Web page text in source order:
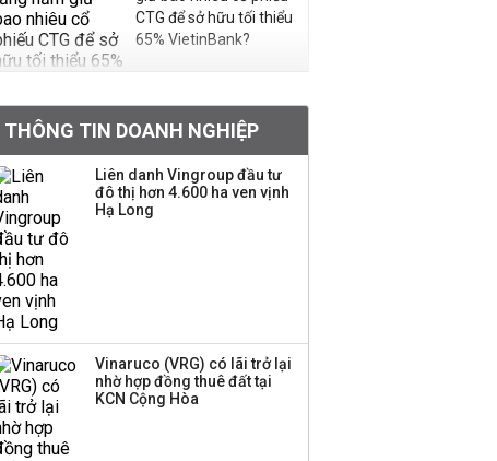
CTG để sở hữu tối thiểu
65% VietinBank?
62.000 tỷ đồng tiền
mặt, ngang ngửa MWG
Chuyên gia Phạm Xuân
Đề xuất miễn 30% thuế
thu nhập cho hộ kinh
doanh, doanh nghiệp
THÔNG TIN DOANH NGHIỆP
Liên danh Vingroup đầu tư
đô thị hơn 4.600 ha ven vịnh
Hạ Long
Vinaruco (VRG) có lãi trở lại
nhờ hợp đồng thuê đất tại
KCN Cộng Hòa